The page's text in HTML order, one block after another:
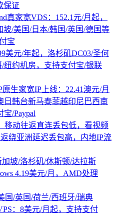
保证
真家宽VDS：152.1元/月起，
坡/美国/日本/韩国/英国/德国等
宝
美元/年起，洛杉矶DC03/圣何
纽约机房，支持支付宝/银联
原生家宽IP上线：22.41澳元/月
日韩台新马泰菲越印尼巴西南
/Paypal
移动往返直连丢包低，看视频
绕亚洲延迟丢包高，内地IP流
加坡/洛杉矶/休斯顿/达拉斯
4.19美元/月，AMD处理
国/英国/荷兰/西班牙/瑞典
：8美元/月起，支持支付